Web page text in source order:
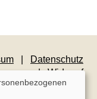
Datenschutz
Widerruf